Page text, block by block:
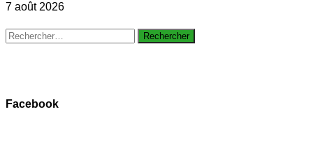
7 août 2026
Rechercher :
Facebook